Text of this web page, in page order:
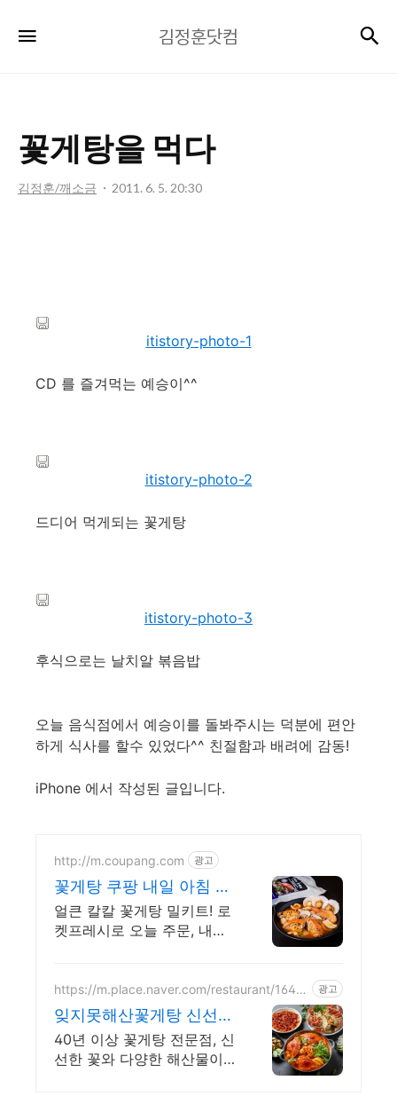
정
김정훈닷컴
꽃게탕을 먹다
김정훈/깨소금 2011. 6. 5. 20:30
itistory-photo-1
CD 를 즐겨먹는 예승이^^
itistory-photo-2
드디어 먹게되는 꽃게탕
itistory-photo-3
후식으로는 날치알 볶음밥
오늘 음식점에서 예승이를 돌봐주시는 덕분에 편안
하게 식사를 할수 있었다^^ 친절함과 배려에 감동!
iPhone 에서 작성된 글입니다.
http://m.coupang.com 광고
꽃게탕 쿠팡 내일 아침 로
켓프레시
얼큰 칼칼 꽃게탕 밀키트! 로
켓프레시로 오늘 주문, 내일
대로! 온 가족 푸짐한 한 끼로
딱이에요.
https://m.place.naver.com/restaurant/1649
광고
잊지못해산꽃게탕 신선함
과 알이 꽉찬 꽃게탕
40년 이상 꽃게탕 전문점, 신
선한 꽃와 다양한 해산물이